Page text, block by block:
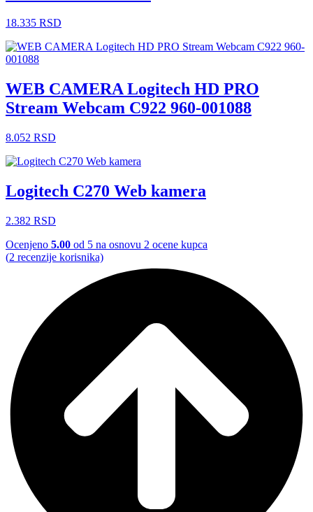
18.335 RSD
WEB CAMERA Logitech HD PRO
Stream Webcam C922 960-001088
8.052 RSD
Logitech C270 Web kamera
2.382 RSD
Ocenjeno 5.00 od 5 na osnovu 2 ocene kupca
(2 recenzije korisnika)